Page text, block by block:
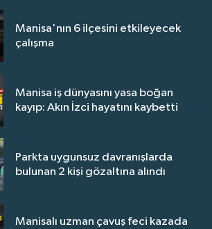
Manisa'nın 6 ilçesini etkileyecek
çalışma
Manisa iş dünyasını yasa boğan
kayıp: Akın İzci hayatını kaybetti
Parkta uygunsuz davranışlarda
bulunan 2 kişi gözaltına alındı
Manisalı uzman çavuş feci kazada